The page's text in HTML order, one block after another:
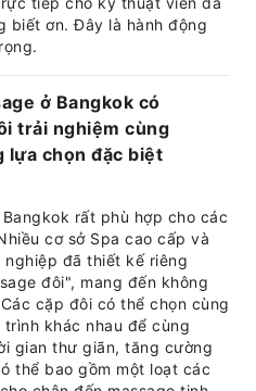
biết ơn. Đây là hành động
ở Bangkok có
trải nghiệm cùng
lựa chọn đặc biệt
rất phù hợp cho các
cơ sở Spa cao cấp và
nghiệp đã thiết kế riêng
đôi", mang đến không
cặp đôi có thể chọn cùng
khác nhau để cùng
gian thư giãn, tăng cường
thể bao gồm một loạt các